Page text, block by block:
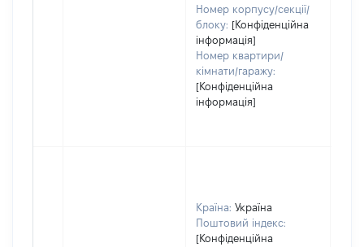
Номер корпусу/секції/
блоку: [Конфіденційна
інформація]
Номер квартири/
кімнати/гаражу:
[Конфіденційна
інформація]
Країна: Україна
Поштовий індекс:
[Конфіденційна